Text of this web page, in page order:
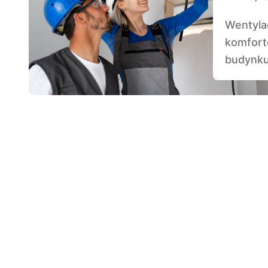
Wentylacja jest kluczowym elementem zdrowego i